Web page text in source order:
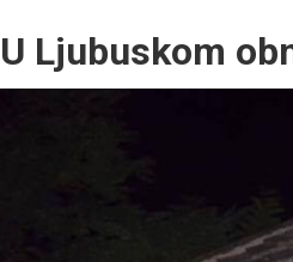
U Ljubuskom